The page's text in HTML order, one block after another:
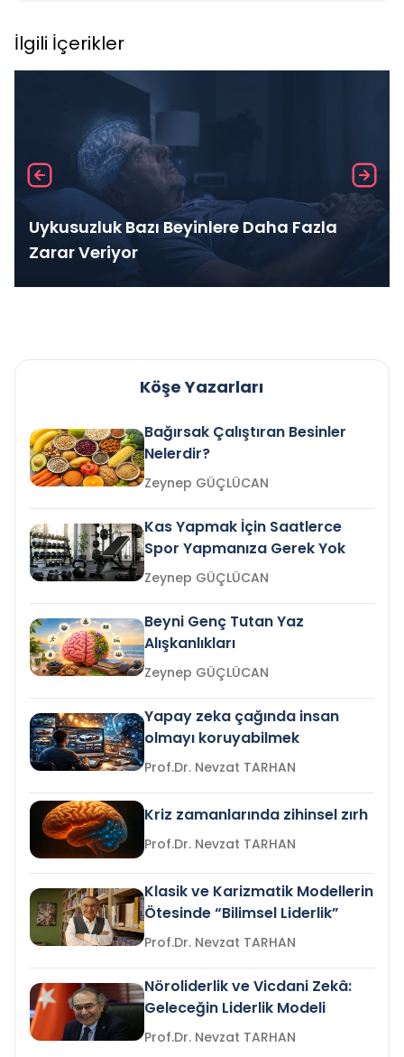
İlgili İçerikler
Uykusuzluk Bazı Beyinlere Daha Fazla
Zarar Veriyor
Köşe Yazarları
Bağırsak Çalıştıran Besinler
Nelerdir?
Zeynep GÜÇLÜCAN
Kas Yapmak İçin Saatlerce
Spor Yapmanıza Gerek Yok
Zeynep GÜÇLÜCAN
Beyni Genç Tutan Yaz
Alışkanlıkları
Zeynep GÜÇLÜCAN
Yapay zeka çağında insan
olmayı koruyabilmek
Prof.Dr. Nevzat TARHAN
Kriz zamanlarında zihinsel zırh
Prof.Dr. Nevzat TARHAN
Klasik ve Karizmatik Modellerin
Ötesinde “Bilimsel Liderlik”
Prof.Dr. Nevzat TARHAN
Nöroliderlik ve Vicdani Zekâ:
Geleceğin Liderlik Modeli
Prof.Dr. Nevzat TARHAN